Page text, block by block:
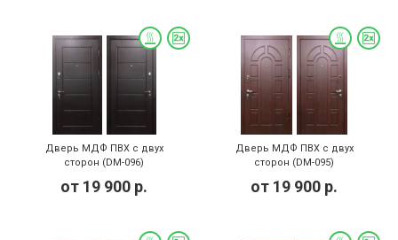
Дверь МДФ ПВХ с двух
сторон (DM-096)
от 19 900 р.
Дверь МДФ ПВХ с двух
сторон (DM-095)
от 19 900 р.